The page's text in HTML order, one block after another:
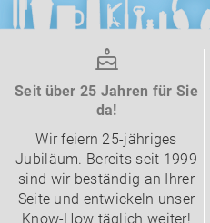
Seit über 25 Jahren für Sie
da!
Wir feiern 25-jähriges
Jubiläum. Bereits seit 1999
sind wir beständig an Ihrer
Seite und entwickeln unser
Know-How täglich weiter!